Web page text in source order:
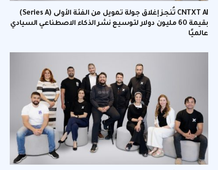
CNTXT AI تُنجز إغلاق جولة تمويل من الفئة الأولى (Series A)
بقيمة 60 مليون دولار لتوسيع نشر الذكاء الاصطناعي السيادي
عالميًا